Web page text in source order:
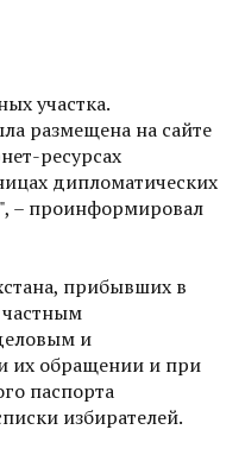
участка.
размещена на сайте
ресурсах
дипломатических
– проинформировал
прибывших в
частным
и
их обращении и при
паспорта
избирателей.